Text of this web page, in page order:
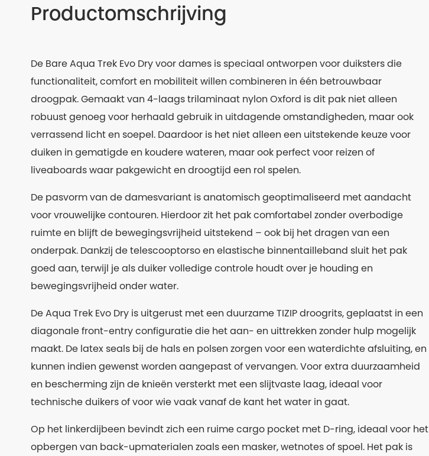
Productomschrijving
De Bare Aqua Trek Evo Dry voor dames is speciaal ontworpen voor duiksters die
functionaliteit, comfort en mobiliteit willen combineren in één betrouwbaar
droogpak. Gemaakt van 4-laags trilaminaat nylon Oxford is dit pak niet alleen
robuust genoeg voor herhaald gebruik in uitdagende omstandigheden, maar ook
verrassend licht en soepel. Daardoor is het niet alleen een uitstekende keuze voor
duiken in gematigde en koudere wateren, maar ook perfect voor reizen of
liveaboards waar pakgewicht en droogtijd een rol spelen.
De pasvorm van de damesvariant is anatomisch geoptimaliseerd met aandacht
voor vrouwelijke contouren. Hierdoor zit het pak comfortabel zonder overbodige
ruimte en blijft de bewegingsvrijheid uitstekend – ook bij het dragen van een
onderpak. Dankzij de telescooptorso en elastische binnentailleband sluit het pak
goed aan, terwijl je als duiker volledige controle houdt over je houding en
bewegingsvrijheid onder water.
De Aqua Trek Evo Dry is uitgerust met een duurzame TIZIP droogrits, geplaatst in een
diagonale front-entry configuratie die het aan- en uittrekken zonder hulp mogelijk
maakt. De latex seals bij de hals en polsen zorgen voor een waterdichte afsluiting, en
kunnen indien gewenst worden aangepast of vervangen. Voor extra duurzaamheid
en bescherming zijn de knieën versterkt met een slijtvaste laag, ideaal voor
technische duikers of voor wie vaak vanaf de kant het water in gaat.
Op het linkerdijbeen bevindt zich een ruime cargo pocket met D-ring, ideaal voor het
opbergen van back-upmaterialen zoals een masker, wetnotes of spoel. Het pak is